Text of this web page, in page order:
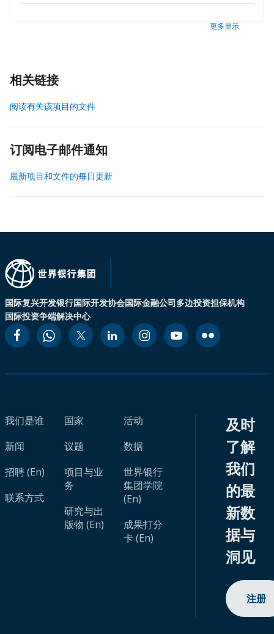
更多显示
相关链接
阅读有关该项目的文件
订阅电子邮件通知
最新项目和文件的每日更新
国际复兴开发银行国际开发协会国际金融公司多边投资担保机构
国际投资争端解决中心
我们是谁
新闻
招聘 (En)
联系方式
国家
议题
项目与业
务
研究与出
版物 (En)
活动
数据
世界银行
集团学院
(En)
成果打分
卡 (En)
及时
了解
我们
的最
新数
据与
洞见
注册